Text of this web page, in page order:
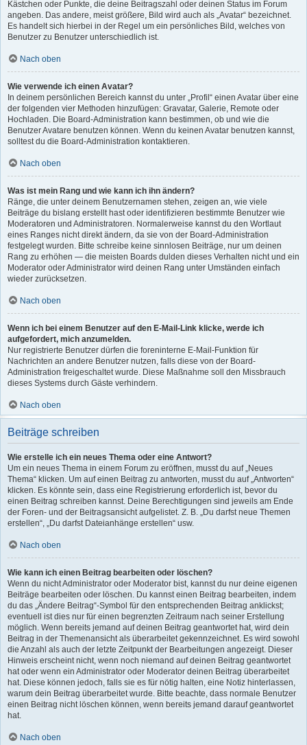
Kästchen oder Punkte, die deine Beitragszahl oder deinen Status im Forum
angeben. Das andere, meist größere, Bild wird auch als „Avatar“ bezeichnet.
Es handelt sich hierbei in der Regel um ein persönliches Bild, welches von
Benutzer zu Benutzer unterschiedlich ist.
Nach oben
Wie verwende ich einen Avatar?
In deinem persönlichen Bereich kannst du unter „Profil“ einen Avatar über eine
der folgenden vier Methoden hinzufügen: Gravatar, Galerie, Remote oder
Hochladen. Die Board-Administration kann bestimmen, ob und wie die
Benutzer Avatare benutzen können. Wenn du keinen Avatar benutzen kannst,
solltest du die Board-Administration kontaktieren.
Nach oben
Was ist mein Rang und wie kann ich ihn ändern?
Ränge, die unter deinem Benutzernamen stehen, zeigen an, wie viele
Beiträge du bislang erstellt hast oder identifizieren bestimmte Benutzer wie
Moderatoren und Administratoren. Normalerweise kannst du den Wortlaut
eines Ranges nicht direkt ändern, da sie von der Board-Administration
festgelegt wurden. Bitte schreibe keine sinnlosen Beiträge, nur um deinen
Rang zu erhöhen — die meisten Boards dulden dieses Verhalten nicht und ein
Moderator oder Administrator wird deinen Rang unter Umständen einfach
wieder zurücksetzen.
Nach oben
Wenn ich bei einem Benutzer auf den E-Mail-Link klicke, werde ich
aufgefordert, mich anzumelden.
Nur registrierte Benutzer dürfen die foreninterne E-Mail-Funktion für
Nachrichten an andere Benutzer nutzen, falls diese von der Board-
Administration freigeschaltet wurde. Diese Maßnahme soll den Missbrauch
dieses Systems durch Gäste verhindern.
Nach oben
Beiträge schreiben
Wie erstelle ich ein neues Thema oder eine Antwort?
Um ein neues Thema in einem Forum zu eröffnen, musst du auf „Neues
Thema“ klicken. Um auf einen Beitrag zu antworten, musst du auf „Antworten“
klicken. Es könnte sein, dass eine Registrierung erforderlich ist, bevor du
einen Beitrag schreiben kannst. Deine Berechtigungen sind jeweils am Ende
der Foren- und der Beitragsansicht aufgelistet. Z. B. „Du darfst neue Themen
erstellen“, „Du darfst Dateianhänge erstellen“ usw.
Nach oben
Wie kann ich einen Beitrag bearbeiten oder löschen?
Wenn du nicht Administrator oder Moderator bist, kannst du nur deine eigenen
Beiträge bearbeiten oder löschen. Du kannst einen Beitrag bearbeiten, indem
du das „Ändere Beitrag“-Symbol für den entsprechenden Beitrag anklickst;
eventuell ist dies nur für einen begrenzten Zeitraum nach seiner Erstellung
möglich. Wenn bereits jemand auf deinen Beitrag geantwortet hat, wird dein
Beitrag in der Themenansicht als überarbeitet gekennzeichnet. Es wird sowohl
die Anzahl als auch der letzte Zeitpunkt der Bearbeitungen angezeigt. Dieser
Hinweis erscheint nicht, wenn noch niemand auf deinen Beitrag geantwortet
hat oder wenn ein Administrator oder Moderator deinen Beitrag überarbeitet
hat. Diese können jedoch, falls sie es für nötig halten, eine Notiz hinterlassen,
warum dein Beitrag überarbeitet wurde. Bitte beachte, dass normale Benutzer
einen Beitrag nicht löschen können, wenn bereits jemand darauf geantwortet
hat.
Nach oben